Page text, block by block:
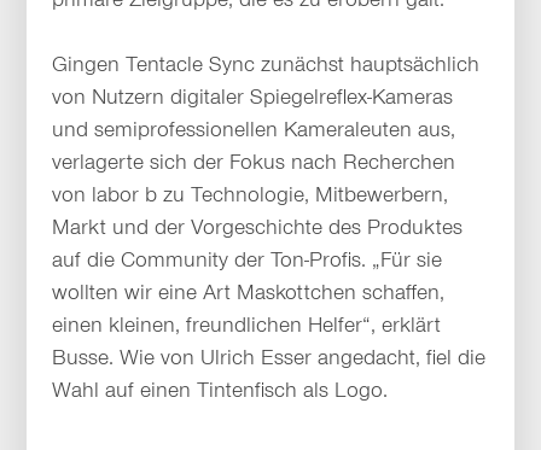
Gingen Tentacle Sync zunächst hauptsächlich
von Nutzern digitaler Spiegelreflex-Kameras
und semiprofessionellen Kameraleuten aus,
verlagerte sich der Fokus nach Recherchen
von labor b zu Technologie, Mitbewerbern,
Markt und der Vorgeschichte des Produktes
auf die Community der Ton-Profis. „Für sie
wollten wir eine Art Maskottchen schaffen,
einen kleinen, freundlichen Helfer“, erklärt
Busse. Wie von Ulrich Esser angedacht, fiel die
Wahl auf einen Tintenfisch als Logo.